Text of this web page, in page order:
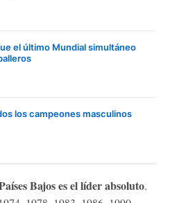
el último Mundial simultáneo
los campeones masculinos
Bajos es el líder absoluto.